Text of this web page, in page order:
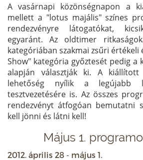
A vasárnapi közönségnapon a
mellett a "lotus majális" színes
rendezvényre látogatókat,
egyaránt. Az oldtimer
kategóriában szakmai zsűri értékeli
Show" kategória győztesét pedig a
alapján választják ki. A
lehetőség nyílik a legújabb
tesztvezetésére is. Az összes
rendezvényt átfogóan bemutatni
kell jönni és látni kell!
Május 1.
2012. április 28 - május 1.